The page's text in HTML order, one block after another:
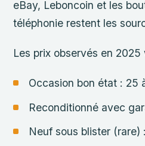
eBay, Leboncoin et les
téléphonie restent les
Les prix observés en 2025
Occasion bon état : 25
Reconditionné avec
Neuf sous blister (rare)